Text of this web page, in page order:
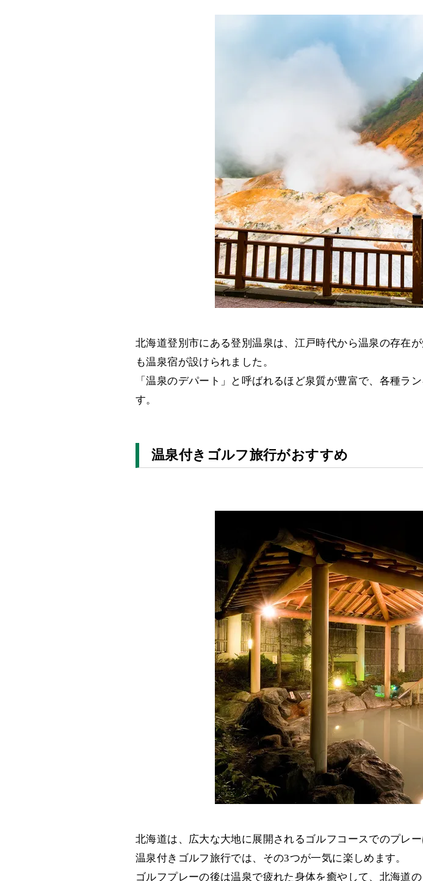
北海道登別市にある登別温泉は、江戸時代から温泉の存在
も温泉宿が設けられました。
「温泉のデパート」と呼ばれるほど泉質が豊富で、各種ラ
す。
温泉付きゴルフ旅行がおすすめ
北海道は、広大な大地に展開されるゴルフコースでのプレ
温泉付きゴルフ旅行では、その3つが一気に楽しめます。
ゴルフプレーの後は温泉で疲れた身体を癒やして、北海道